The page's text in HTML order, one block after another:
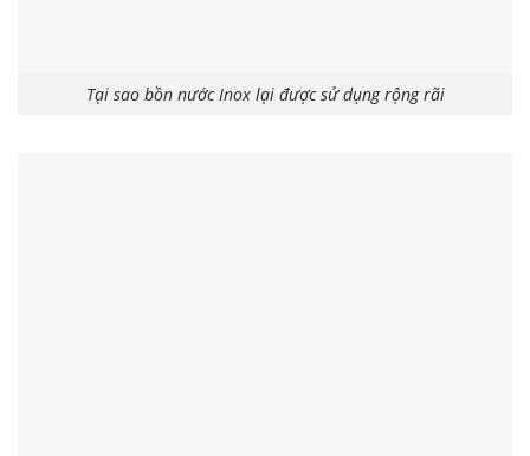
Tại sao bồn nước Inox lại được sử dụng rộng rãi